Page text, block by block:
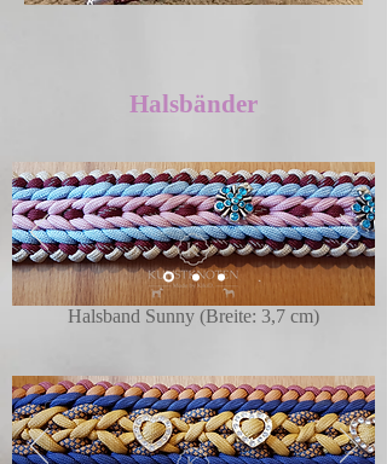
Halsbänder
Halsband Sunny (Breite: 3,7 cm)